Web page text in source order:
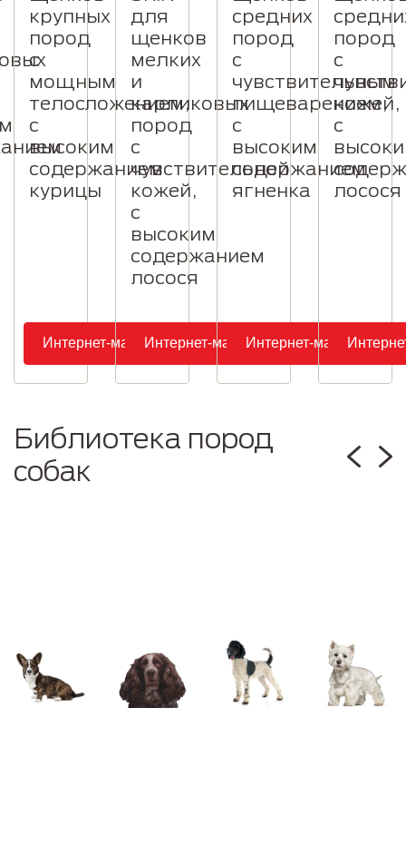
крупных
пород
с
мощным
телосложением,
с
высоким
содержанием
курицы
Интернет-магазин
для
щенков
мелких
и
карликовых
пород
с
чувствительной
кожей,
с
высоким
содержанием
лосося
Интернет-магазин
средних
пород
с
чувствительным
пищеварением,
с
высоким
содержанием
ягненка
Интернет-магазин
пород
с
кожей,
с
лосося
Библиотека пород
собак